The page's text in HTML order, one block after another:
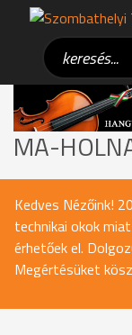
MA-
Kedves Nézőink!
technikai okok
érhetőek el.
Megértésüket